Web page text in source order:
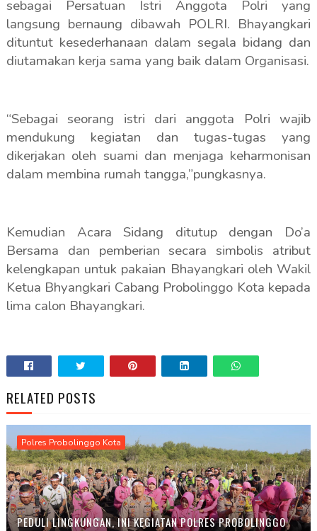
sebagai Persatuan Istri Anggota Polri yang
langsung bernaung dibawah POLRI. Bhayangkari
dituntut kesederhanaan dalam segala bidang dan
diutamakan kerja sama yang baik dalam Organisasi.
“Sebagai seorang istri dari anggota Polri wajib
mendukung kegiatan dan tugas-tugas yang
dikerjakan oleh suami dan menjaga keharmonisan
dalam membina rumah tangga,”pungkasnya.
Kemudian Acara Sidang ditutup dengan Do’a
Bersama dan pemberian secara simbolis atribut
kelengkapan untuk pakaian Bhayangkari oleh Wakil
Ketua Bhyangkari Cabang Probolinggo Kota kepada
lima calon Bhayangkari.
RELATED POSTS
Polres Probolinggo Kota
PEDULI LINGKUNGAN, INI KEGIATAN POLRES PROBOLINGGO